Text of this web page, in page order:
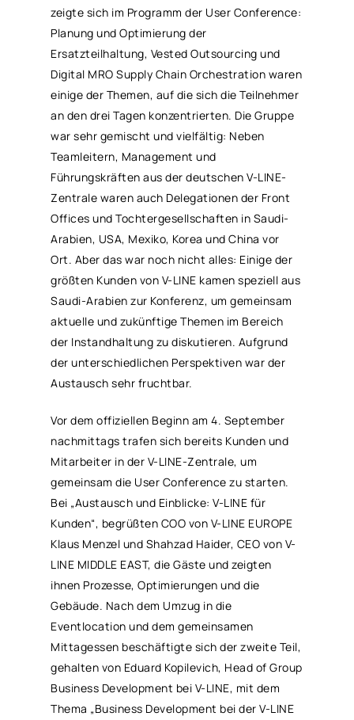
zeigte sich im Programm der User Conference:
Planung und Optimierung der
Ersatzteilhaltung, Vested Outsourcing und
Digital MRO Supply Chain Orchestration waren
einige der Themen, auf die sich die Teilnehmer
an den drei Tagen konzentrierten. Die Gruppe
war sehr gemischt und vielfältig: Neben
Teamleitern, Management und
Führungskräften aus der deutschen V-LINE-
Zentrale waren auch Delegationen der Front
Offices und Tochtergesellschaften in Saudi-
Arabien, USA, Mexiko, Korea und China vor
Ort. Aber das war noch nicht alles: Einige der
größten Kunden von V-LINE kamen speziell aus
Saudi-Arabien zur Konferenz, um gemeinsam
aktuelle und zukünftige Themen im Bereich
der Instandhaltung zu diskutieren. Aufgrund
der unterschiedlichen Perspektiven war der
Austausch sehr fruchtbar.
Vor dem offiziellen Beginn am 4. September
nachmittags trafen sich bereits Kunden und
Mitarbeiter in der V-LINE-Zentrale, um
gemeinsam die User Conference zu starten.
Bei „Austausch und Einblicke: V-LINE für
Kunden“, begrüßten COO von V-LINE EUROPE
Klaus Menzel und Shahzad Haider, CEO von V-
LINE MIDDLE EAST, die Gäste und zeigten
ihnen Prozesse, Optimierungen und die
Gebäude. Nach dem Umzug in die
Eventlocation und dem gemeinsamen
Mittagessen beschäftigte sich der zweite Teil,
gehalten von Eduard Kopilevich, Head of Group
Business Development bei V-LINE, mit dem
Thema „Business Development bei der V-LINE